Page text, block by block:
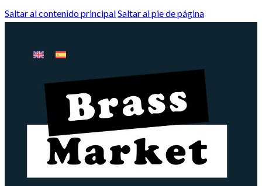
Saltar al contenido principalSaltar al pie de página